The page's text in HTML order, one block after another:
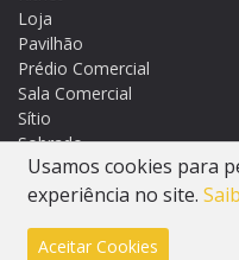
Loja
Pavilhão
Prédio Comercial
Sala Comercial
Sítio
Sobrado
Terreno
Terreno em Condomínio
Usamos cookies para
experiência no site.
Aceitar Cookies